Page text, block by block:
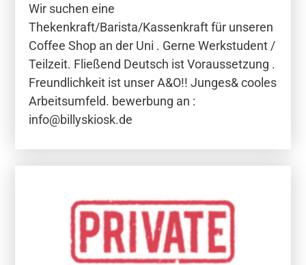
Wir suchen eine
Thekenkraft/Barista/Kassenkraft für unseren
Coffee Shop an der Uni . Gerne Werkstudent /
Teilzeit. Fließend Deutsch ist Voraussetzung .
Freundlichkeit ist unser A&O!! Junges& cooles
Arbeitsumfeld. bewerbung an :
info@billyskiosk.de